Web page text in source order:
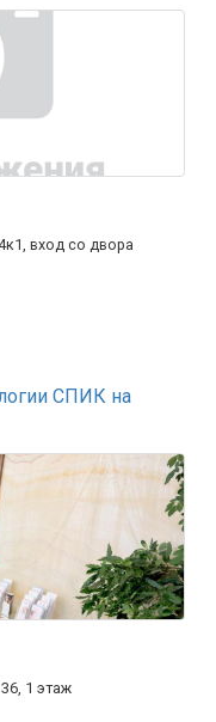
вход со двора
СПИК на
1 этаж